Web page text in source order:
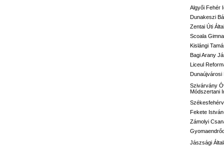
Algyői Fehér
Dunakeszi
Zentai Úti
Scoala
Kislángi
Bagi Arany
Liceul
Dunaújvárosi
Szivárvány
Módszertani
Fekete
Zámolyi
Jászsági